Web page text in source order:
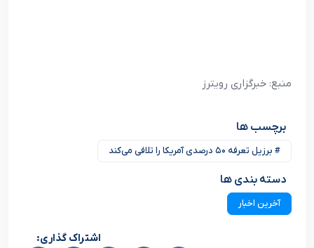
منبع: خبرگزاری رویترز
برچسب ها
# برزیل تعرفه ۵۰ درصدی آمریکا را تلافی می‌کند
دسته بندی ها
آخرین اخبار
اشتراک گذاری: